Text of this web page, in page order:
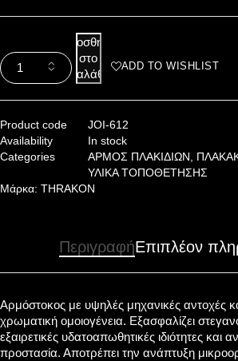
Προσθήκη
στο
καλάθι
ADD TO WISHLIST
Product code
JOI-612
Availability
In stock
Categories
ΑΡΜΟΣ ΠΛΑΚΙΔΙΩΝ,
ΥΛΙΚΑ ΤΟΠΟΘΕΤΗΣΗΣ
Μάρκα: THRAKON
ΠεριγραφήΕπιπλέον
Αρμόστοκος με υψηλές μηχανικές αντοχές
χρωματική ομοιογένεια. Εξασφαλίζει
εξαιρετικές υδατοαπωθητικές ιδιότητες και
προστασία. Αποτρέπει την ανάπτυξη